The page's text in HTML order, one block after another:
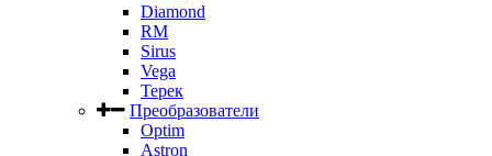
Diamond
RM
Sirus
Vega
Терек
Преобразователи
Optim
Astron